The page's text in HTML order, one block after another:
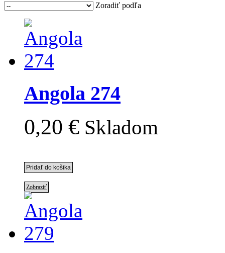
Zoradiť podľa
Angola 274
0,20 € Skladom
Zobraziť